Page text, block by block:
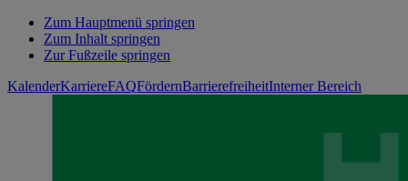
Zum Hauptmenü springen
Zum Inhalt springen
Zur Fußzeile springen
KalenderKarriereFAQFördernBarrierefreiheitInterner Bereich